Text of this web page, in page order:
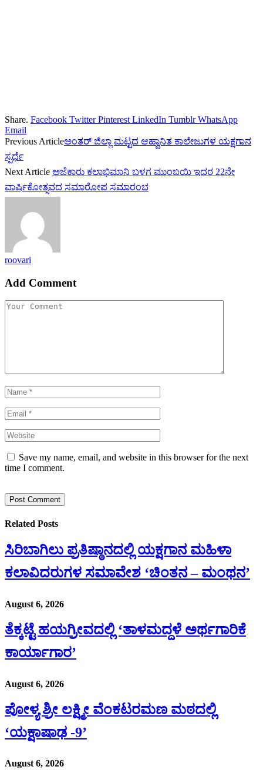
Share. Facebook Twitter Pinterest LinkedIn Tumblr WhatsApp
Email
Previous Articleಅಂತರ್ ಜಿಲ್ಲಾ ಮಟ್ಟದ ಆಹ್ವಾನಿತ ಕಾಲೇಜುಗಳ ಯಕ್ಷಗಾನ
ಸ್ಪರ್ಧೆ
Next Article ಅಜೆಕಾರು ಕಲಾಭಿಮಾನಿ ಬಳಗ ಮುಂಬಯಿ‌ ಇದರ 22ನೇ
ವಾರ್ಷಿಕೋತ್ಸವದ ಸಮಾರೋಪ ಸಮಾರಂಭ
roovari
Add Comment
Save my name, email, and website in this browser for the next
time I comment.
Related Posts
ಸಿರಿಬಾಗಿಲು ಪ್ರತಿಷ್ಠಾನದಲ್ಲಿ ಯಕ್ಷಗಾನ ಮಹಿಳಾ
ಕಲಾವಿದರುಗಳ ಸಮಾವೇಶ ‘ಚಿಂತನ – ಮಂಥನ’
August 6, 2026
ತೆಕ್ಕಟ್ಟೆ ಹಯಗ್ರೀವದಲ್ಲಿ ‘ತಾಳಮದ್ದಳೆ ಅರ್ಥಗಾರಿಕೆ
ಕಾರ್ಯಾಗಾರ’
August 6, 2026
ಪೋಳ್ಯ ಶ್ರೀ ಲಕ್ಷ್ಮೀ ವೆಂಕಟರಮಣ ಮಠದಲ್ಲಿ
‘ಯಕ್ಷಾಷಾಢ -9’
August 6, 2026